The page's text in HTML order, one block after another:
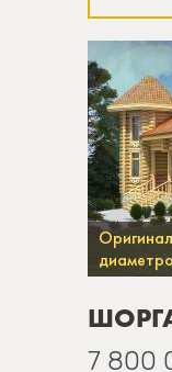
7 800